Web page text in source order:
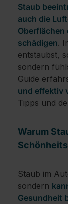
Staub
auch die
Oberflächen
schädigen.
entstaubst,
sondern
Guide
und effektiv
Tipps und
Warum
Staub im
sondern
Gesundheit